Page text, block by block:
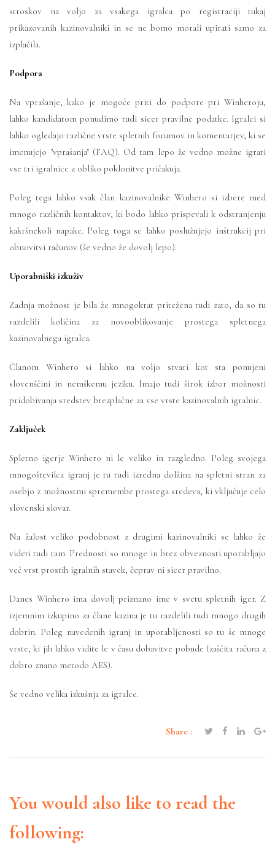
stroskov na voljo za vsakega igralca po registraciji tukaj
prikazovanih kazinovalniki in se ne bomo morali upirati samo za
izplačila.
Podpora
Na vprašanje, kako je mogoče priti do podpore pri Winheroju,
lahko kandidatom ponudimo tudi sicer pravilne podatke. Igralci si
lahko ogledajo različne vrste spletnih forumov in komentarjev, ki se
imenujejo "vprašanja" (FAQ). Od tam lepo že vedno možne igrati
vse tri igralnice z obliko poklonitve pričakuja.
Poleg tega lahko vsak član kazinovalnike Winhero si izbere med
mnogo različnih kontaktov, ki bodo lahko prispevali k odstranjenju
kakršnekoli napake. Poleg toga se lahko poslužujejo inštrukcij pri
obnovitvi računov (še vedno že dovolj lepo).
Uporabniški izkuživ
Zadnja možnost je bila že mnogokrat pritežena tudi zato, da so tu
razdelili količina za novooblikovanje prostega spletnega
kazinovalnega igralca.
Članom Winhero si lahko na voljo stvari kot sta ponujeni
slovenščini in nemškemu jeziku. Imajo tudi širok izbor možnosti
pridobivanja sredstev brezplačne za vse vrste kazinovalnih igralnic.
Zaključek
Spletno igerje Winhero ni le veliko in razgledno. Poleg svojega
mnogoštevilca igranj je tu tudi izredna dolžina na spletni stran za
osebjo z možnostmi spremembe prostega sredeva, ki vključuje celo
slovenski slovar.
Na žalost veliko podobnost z drugimi kazinovalniki se lahko že
videti tudi tam. Prednosti so mnoge in brez obveznosti uporabljajo
več vrst prostih igralnih stavek, čeprav ni sicer pravilno.
Danes Winhero ima dovolj priznano ime v svetu spletnih iger. Z
izjemnim izkupino za člane kazina je tu razdelili tudi mnogo drugih
dobrin. Poleg navedenih igranj in uporabljenosti so tu še mnoge
vrste, ki jih lahko vidite le v času dobavitve pobude (zaščita računa z
dobro znano metodo AES).
Še vedno velika izkušnja za igralce.
Share :
You would also like to read the
following: